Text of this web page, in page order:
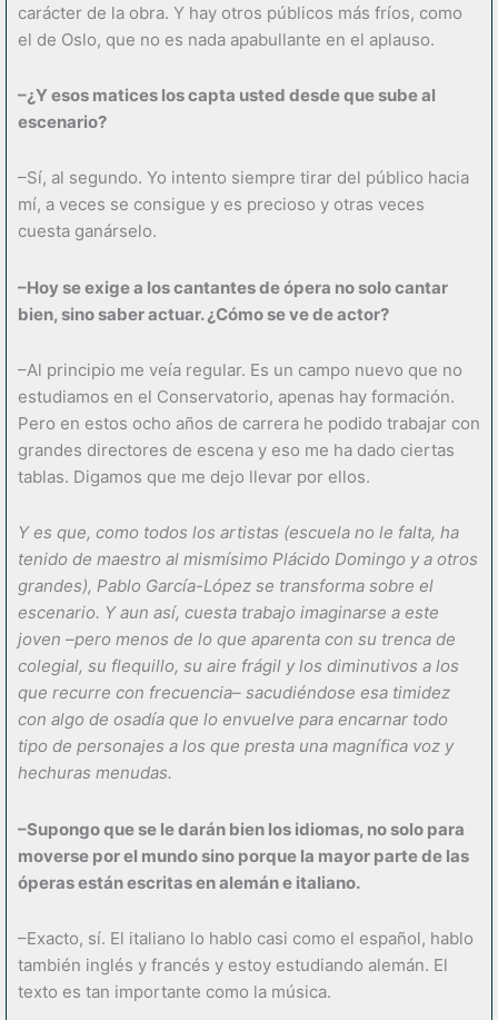
carácter de la obra. Y hay otros públicos más fríos, como
el de Oslo, que no es nada apabullante en el aplauso.
–¿Y esos matices los capta usted desde que sube al
escenario?
–Sí, al segundo. Yo intento siempre tirar del público hacia
mí, a veces se consigue y es precioso y otras veces
cuesta ganárselo.
–Hoy se exige a los cantantes de ópera no solo cantar
bien, sino saber actuar. ¿Cómo se ve de actor?
–Al principio me veía regular. Es un campo nuevo que no
estudiamos en el Conservatorio, apenas hay formación.
Pero en estos ocho años de carrera he podido trabajar con
grandes directores de escena y eso me ha dado ciertas
tablas. Digamos que me dejo llevar por ellos.
Y es que, como todos los artistas (escuela no le falta, ha
tenido de maestro al mismísimo Plácido Domingo y a otros
grandes), Pablo García-López se transforma sobre el
escenario. Y aun así, cuesta trabajo imaginarse a este
joven –pero menos de lo que aparenta con su trenca de
colegial, su flequillo, su aire frágil y los diminutivos a los
que recurre con frecuencia– sacudiéndose esa timidez
con algo de osadía que lo envuelve para encarnar todo
tipo de personajes a los que presta una magnífica voz y
hechuras menudas.
–Supongo que se le darán bien los idiomas, no solo para
moverse por el mundo sino porque la mayor parte de las
óperas están escritas en alemán e italiano.
–Exacto, sí. El italiano lo hablo casi como el español, hablo
también inglés y francés y estoy estudiando alemán. El
texto es tan importante como la música.